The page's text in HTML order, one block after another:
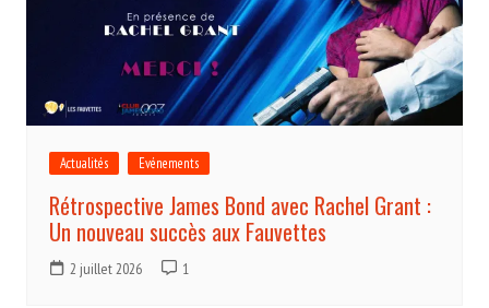
Actualités Evénements
Rétrospective James Bond avec Rachel Grant :
Un nouveau succès aux Fauvettes
2 juillet 2026 1